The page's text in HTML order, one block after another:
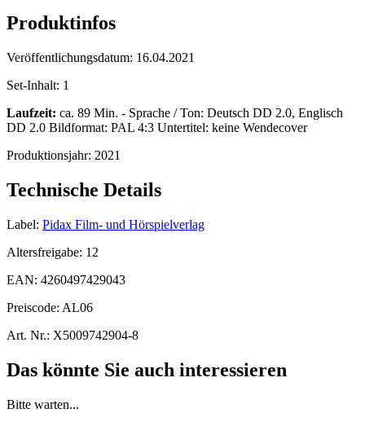
Produktinfos
Veröffentlichungsdatum: 16.04.2021
Set-Inhalt: 1
Laufzeit: ca. 89 Min. - Sprache / Ton: Deutsch DD 2.0, Englisch
DD 2.0 Bildformat: PAL 4:3 Untertitel: keine Wendecover
Produktionsjahr: 2021
Technische Details
Label: Pidax Film- und Hörspielverlag
Altersfreigabe: 12
EAN: 4260497429043
Preiscode: AL06
Art. Nr.: X5009742904-8
Das könnte Sie auch interessieren
Bitte warten...